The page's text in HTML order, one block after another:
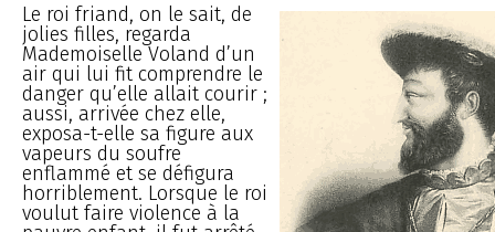
Le roi friand, on le sait, de
jolies filles, regarda
Mademoiselle Voland d’un
air qui lui fit comprendre le
danger qu’elle allait courir ;
aussi, arrivée chez elle,
exposa-t-elle sa figure aux
vapeurs du soufre
enflammé et se défigura
horriblement. Lorsque le roi
voulut faire violence à la